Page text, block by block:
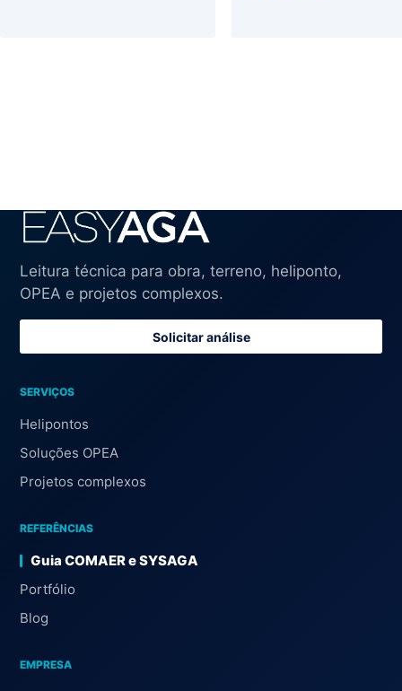
Leitura técnica para obra, terreno, heliponto,
OPEA e projetos complexos.
Solicitar análise
SERVIÇOS
Helipontos
Soluções OPEA
Projetos complexos
REFERÊNCIAS
Guia COMAER e SYSAGA
Portfólio
Blog
EMPRESA